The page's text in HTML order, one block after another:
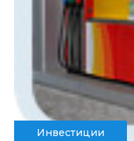
Инвестиции